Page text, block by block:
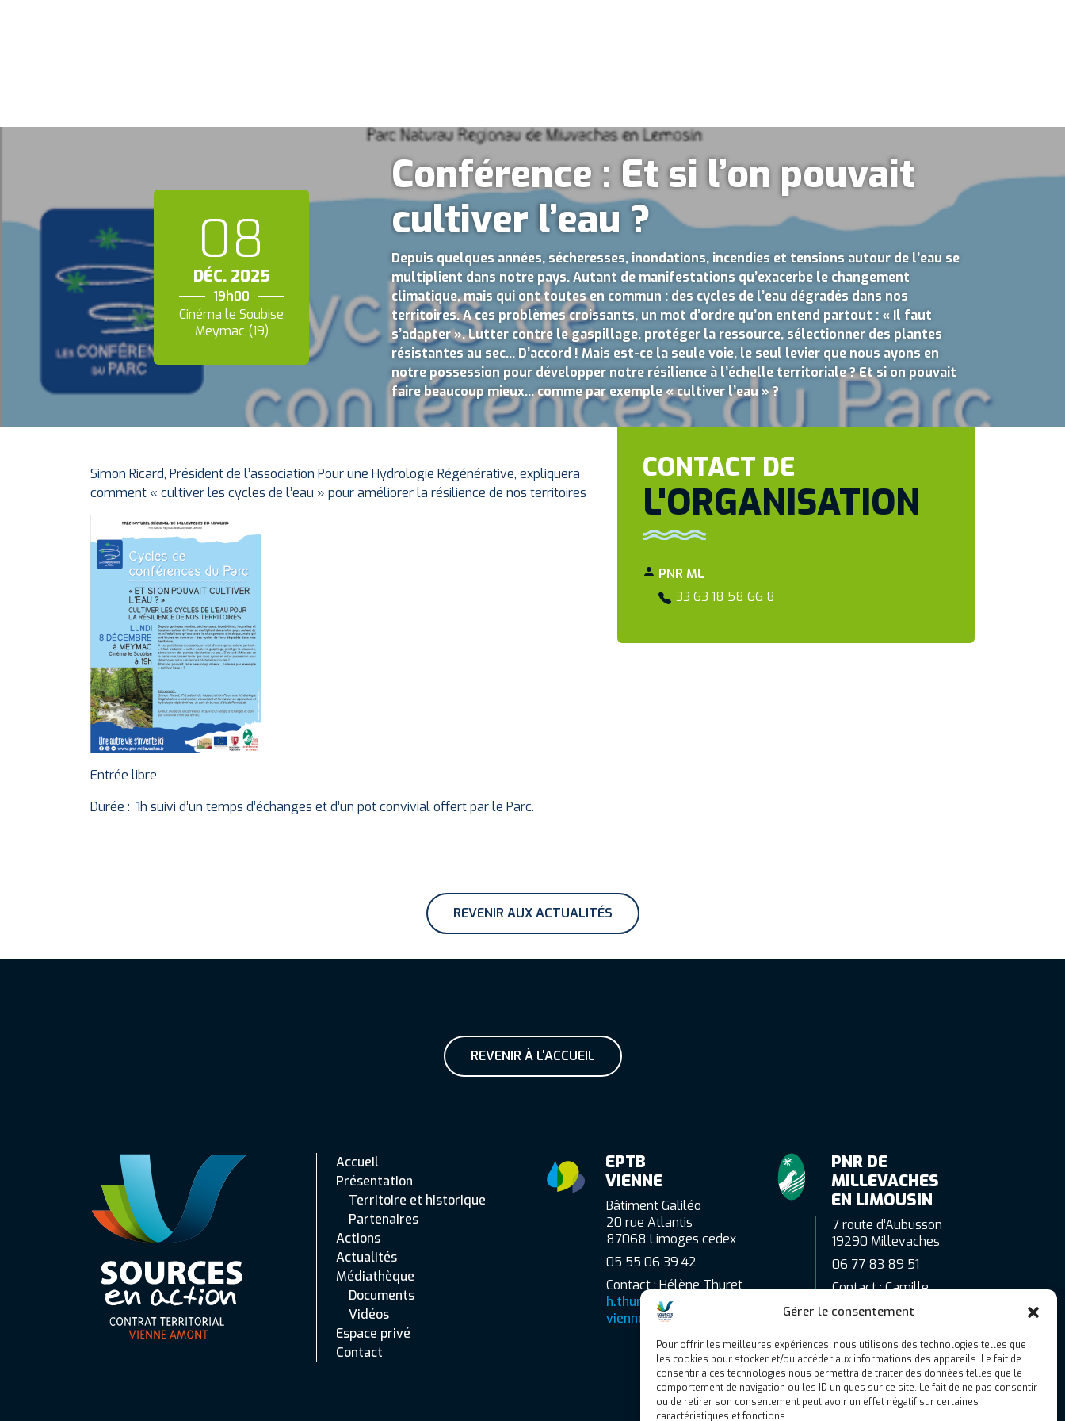
Gérer le consentement
Pour offrir les meilleures expériences, nous utilisons des technologies telles que
les cookies pour stocker et/ou accéder aux informations des appareils. Le fait de
consentir à ces technologies nous permettra de traiter des données telles que le
comportement de navigation ou les ID uniques sur ce site. Le fait de ne pas consentir
ou de retirer son consentement peut avoir un effet négatif sur certaines
caractéristiques et fonctions.
08
DÉC. 2025
19h00
Cinéma le Soubise
Meymac (19)
Conférence : Et si l’on pouvait
cultiver l’eau ?
Depuis quelques années, sécheresses, inondations, incendies et tensions autour de l’eau se
multiplient dans notre pays. Autant de manifestations qu’exacerbe le changement
climatique, mais qui ont toutes en commun : des cycles de l’eau dégradés dans nos
territoires. A ces problèmes croissants, un mot d’ordre qu’on entend partout : « Il faut
s’adapter ». Lutter contre le gaspillage, protéger la ressource, sélectionner des plantes
résistantes au sec... D’accord ! Mais est-ce la seule voie, le seul levier que nous ayons en
notre possession pour développer notre résilience à l’échelle territoriale ? Et si on pouvait
faire beaucoup mieux... comme par exemple « cultiver l’eau » ?
Simon Ricard, Président de l’association Pour une Hydrologie Régénérative, expliquera
comment « cultiver les cycles de l’eau » pour améliorer la résilience de nos territoires
Entrée libre
Durée : 1h suivi d’un temps d’échanges et d’un pot convivial offert par le Parc.
CONTACT DE
L'ORGANISATION
PNR ML
33 63 18 58 66 8
REVENIR AUX ACTUALITÉS
REVENIR À L'ACCUEIL
Accueil
Présentation
Territoire et historique
Partenaires
Actions
Actualités
Médiathèque
Documents
Vidéos
Espace privé
Contact
EPTB
VIENNE
Bâtiment Galiléo
20 rue Atlantis
87068 Limoges cedex
05 55 06 39 42
Contact : Hélène Thuret
h.thuret@eptb-
vienne.fr
PNR DE
MILLEVACHES
EN LIMOUSIN
7 route d’Aubusson
19290 Millevaches
06 77 83 89 51
Contact : Camille
Gaubert
c.gaubert@pnr-
millevaches.fr